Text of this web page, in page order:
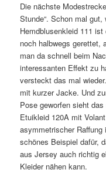
Die nächste
Stunde“. Schon mal
Hemdblusenkleid 111
noch halbwegs gerettet,
man da schnell beim
interessanten Effekt zu
versteckt das mal
mit kurzer Jacke. Und
Pose geworfen sieht
Etuikleid 120A mit
asymmetrischer Raffung
schönes Beispiel dafür,
aus Jersey auch richtig
Kleider nähen kann.